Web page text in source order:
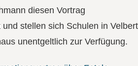
diesen Vortrag
stellen sich Schulen in Velbert
unentgeltlich zur Verfügung.